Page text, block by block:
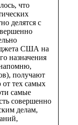
что
делятся с
США на
назначения
получают
от тех самых
самые
совершенно
делам,